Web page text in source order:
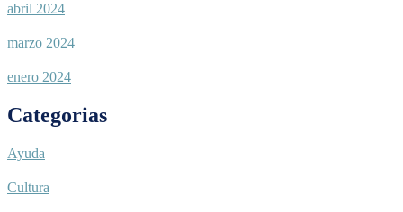
abril 2024
marzo 2024
enero 2024
Categorias
Ayuda
Cultura